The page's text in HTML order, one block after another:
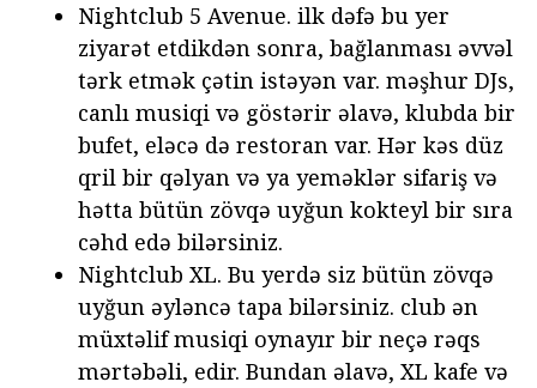
Nightclub 5 Avenue. ilk dəfə bu yer
ziyarət etdikdən sonra, bağlanması əvvəl
tərk etmək çətin istəyən var. məşhur DJs,
canlı musiqi və göstərir əlavə, klubda bir
bufet, eləcə də restoran var. Hər kəs düz
qril bir qəlyan və ya yeməklər sifariş və
hətta bütün zövqə uyğun kokteyl bir sıra
cəhd edə bilərsiniz.
Nightclub XL. Bu yerdə siz bütün zövqə
uyğun əyləncə tapa bilərsiniz. club ən
müxtəlif musiqi oynayır bir neçə rəqs
mərtəbəli, edir. Bundan əlavə, XL kafe və